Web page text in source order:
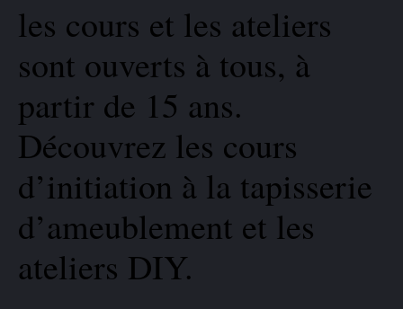
les cours et les ateliers
sont ouverts à tous, à
partir de 15 ans.
Découvrez les cours
d’initiation à la tapisserie
d’ameublement et les
ateliers DIY.